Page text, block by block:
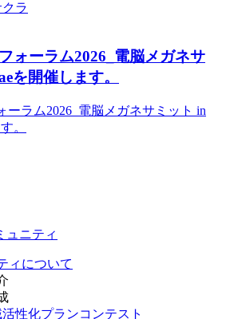
ラ
ォーラム2026_電脳メガネサ
を開催します。
ーラム2026_電脳メガネサミット in
。
ィについて
性化プランコンテスト